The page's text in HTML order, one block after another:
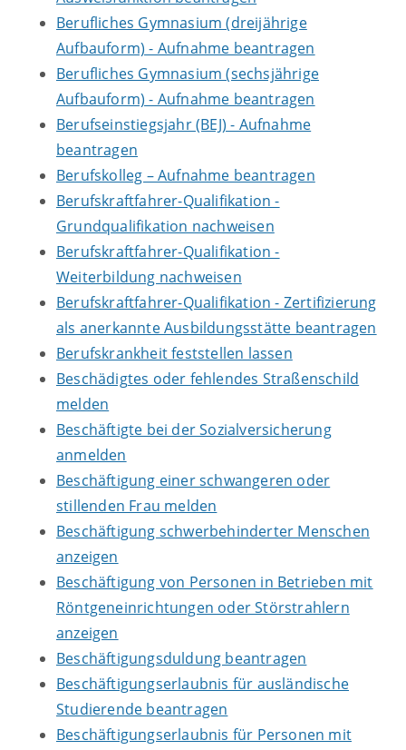
Berufliches Gymnasium (dreijährige
Aufbauform) - Aufnahme beantragen
Berufliches Gymnasium (sechsjährige
Aufbauform) - Aufnahme beantragen
Berufseinstiegsjahr (BEJ) - Aufnahme
beantragen
Berufskolleg – Aufnahme beantragen
Berufskraftfahrer-Qualifikation -
Grundqualifikation nachweisen
Berufskraftfahrer-Qualifikation -
Weiterbildung nachweisen
Berufskraftfahrer-Qualifikation - Zertifizierung
als anerkannte Ausbildungsstätte beantragen
Berufskrankheit feststellen lassen
Beschädigtes oder fehlendes Straßenschild
melden
Beschäftigte bei der Sozialversicherung
anmelden
Beschäftigung einer schwangeren oder
stillenden Frau melden
Beschäftigung schwerbehinderter Menschen
anzeigen
Beschäftigung von Personen in Betrieben mit
Röntgeneinrichtungen oder Störstrahlern
anzeigen
Beschäftigungsduldung beantragen
Beschäftigungserlaubnis für ausländische
Studierende beantragen
Beschäftigungserlaubnis für Personen mit